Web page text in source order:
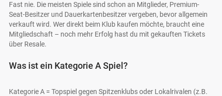
Fast nie. Die meisten Spiele sind schon an Mitglieder, Premium-
Seat-Besitzer und Dauerkartenbesitzer vergeben, bevor allgemein
verkauft wird. Wer direkt beim Klub kaufen möchte, braucht eine
Mitgliedschaft – noch mehr Erfolg hast du mit gekauften Tickets
über Resale.
Was ist ein Kategorie A Spiel?
Kategorie A = Topspiel gegen Spitzenklubs oder Lokalrivalen (z.B.